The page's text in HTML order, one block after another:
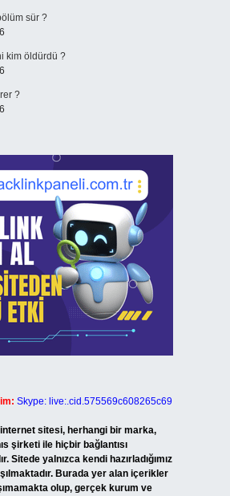
sür ?
kim öldürdü ?
?
Skype: live:.cid.575569c608265c69
sitesi, herhangi bir marka,
şirketi ile hiçbir bağlantısı
Sitede yalnızca kendi hazırladığımız
Burada yer alan içerikler
olup, gerçek kurum ve